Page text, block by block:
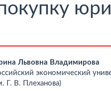
Львовна Владимирова
экономический
Г. В. Плеханова)